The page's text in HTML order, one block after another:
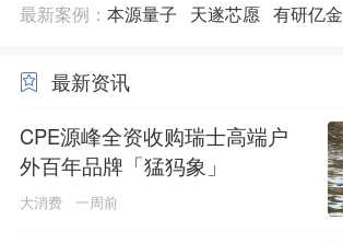
最新案例： 本源量子 天遂芯愿 有研亿金
最新资讯
CPE源峰全资收购瑞士高端户
外百年品牌「猛犸象」
大消费 一周前